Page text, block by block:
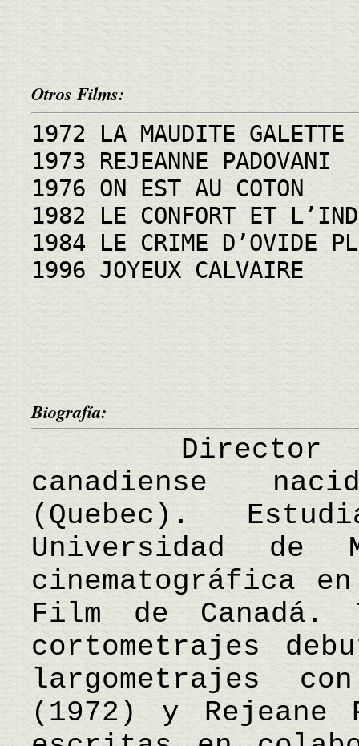
Otros Films:
1972 LA MAUDITE GALETTE
1973 REJEANNE PADOVANI
1976 ON EST AU COTON
1982 LE CONFORT ET
1984 LE CRIME D’OVIDE
1996 JOYEUX CALVAIRE
Biografía:
Director y
canadiense
(Quebec).
Universidad de
cinematográfica
Film de Canadá.
cortometrajes
largometrajes
(1972) y Rejeane